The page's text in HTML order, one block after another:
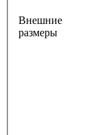
Внешние
размеры